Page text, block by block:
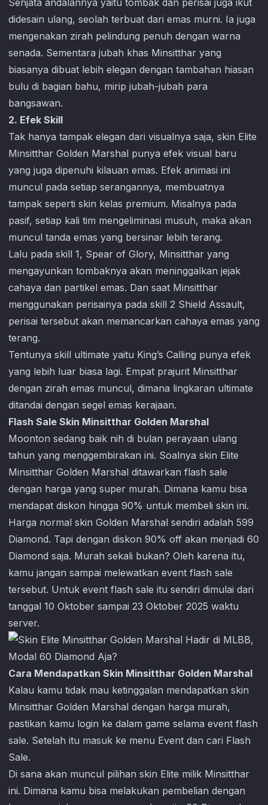
Senjata andalannya yaitu tombak dan perisai juga ikut
didesain ulang, seolah terbuat dari emas murni. Ia juga
mengenakan zirah pelindung penuh dengan warna
senada. Sementara jubah khas Minsitthar yang
biasanya dibuat lebih elegan dengan tambahan hiasan
bulu di bagian bahu, mirip jubah-jubah para
bangsawan.
2. Efek Skill
Tak hanya tampak elegan dari visualnya saja, skin Elite
Minsitthar Golden Marshal punya efek visual baru
yang juga dipenuhi kilauan emas. Efek animasi ini
muncul pada setiap serangannya, membuatnya
tampak seperti skin kelas premium. Misalnya pada
pasif, setiap kali tim mengeliminasi musuh, maka akan
muncul tanda emas yang bersinar lebih terang.
Lalu pada skill 1, Spear of Glory, Minsitthar yang
mengayunkan tombaknya akan meninggalkan jejak
cahaya dan partikel emas. Dan saat Minsitthar
menggunakan perisainya pada skill 2 Shield Assault,
perisai tersebut akan memancarkan cahaya emas yang
terang.
Tentunya skill ultimate yaitu King’s Calling punya efek
yang lebih luar biasa lagi. Empat prajurit Minsitthar
dengan zirah emas muncul, dimana lingkaran ultimate
ditandai dengan segel emas kerajaan.
Flash Sale Skin Minsitthar Golden Marshal
Moonton sedang baik nih di bulan perayaan ulang
tahun yang menggembirakan ini. Soalnya skin Elite
Minsitthar Golden Marshal ditawarkan flash sale
dengan harga yang super murah. Dimana kamu bisa
mendapat diskon hingga 90% untuk membeli skin ini.
Harga normal skin Golden Marshal sendiri adalah 599
Diamond. Tapi dengan diskon 90% off akan menjadi 60
Diamond saja. Murah sekali bukan? Oleh karena itu,
kamu jangan sampai melewatkan event flash sale
tersebut. Untuk event flash sale itu sendiri dimulai dari
tanggal 10 Oktober sampai 23 Oktober 2025 waktu
server.
Cara Mendapatkan Skin Minsitthar Golden Marshal
Kalau kamu tidak mau ketinggalan mendapatkan skin
Minsitthar Golden Marshal dengan harga murah,
pastikan kamu login ke dalam game selama event flash
sale. Setelah itu masuk ke menu Event dan cari Flash
Sale.
Di sana akan muncul pilihan skin Elite milik Minsitthar
ini. Dimana kamu bisa melakukan pembelian dengan